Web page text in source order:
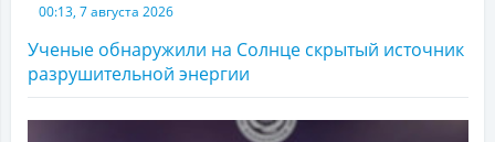
00:13, 7 августа 2026
Ученые обнаружили на Солнце скрытый источник
разрушительной энергии